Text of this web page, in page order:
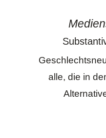
alle, die in